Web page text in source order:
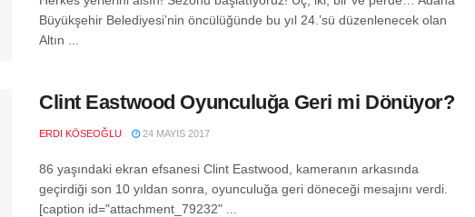
Büyükşehir Belediyesi’nin öncülüğünde bu yıl 24.’sü düzenlenecek olan
Altın ...
Clint Eastwood Oyunculuğa Geri mi Dönüyor?
ERDI KÖSEOĞLU 24 MAYIS 2017
86 yaşındaki ekran efsanesi Clint Eastwood, kameranın arkasında
geçirdiği son 10 yıldan sonra, oyunculuğa geri döneceği mesajını verdi.
[caption id="attachment_79232" ...